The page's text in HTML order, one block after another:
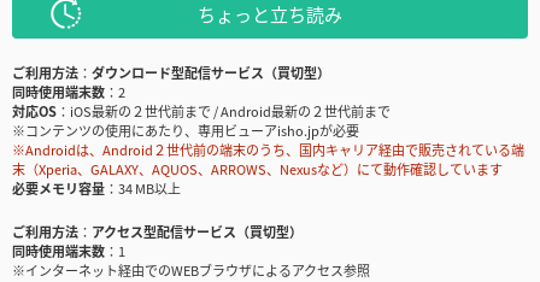
ちょっと立ち読み
ご利用方法
ダウンロード型配信サービス（買切型）
同時使用端末数
2
対応OS
iOS最新の２世代前まで / Android最新の２世代前まで
※コンテンツの使用にあたり、専用ビューアisho.jpが必要
※Androidは、Android２世代前の端末のうち、国内キャリア経由で販売されている端
末（Xperia、GALAXY、AQUOS、ARROWS、Nexusなど）にて動作確認しています
必要メモリ容量
34 MB以上
ご利用方法
アクセス型配信サービス（買切型）
同時使用端末数
1
※インターネット経由でのWEBブラウザによるアクセス参照